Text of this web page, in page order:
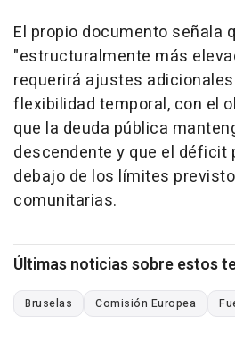
El propio documento señala
"estructuralmente más
requerirá ajustes
flexibilidad temporal, con el
que la deuda pública
descendente y que el déficit
debajo de los límites
comunitarias.
Últimas noticias sobre estos
Bruselas Comisión Europea